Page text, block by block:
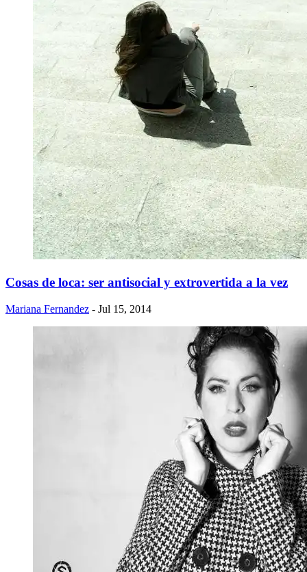
Cosas de loca: ser antisocial y extrovertida a la vez
Mariana Fernandez - Jul 15, 2014